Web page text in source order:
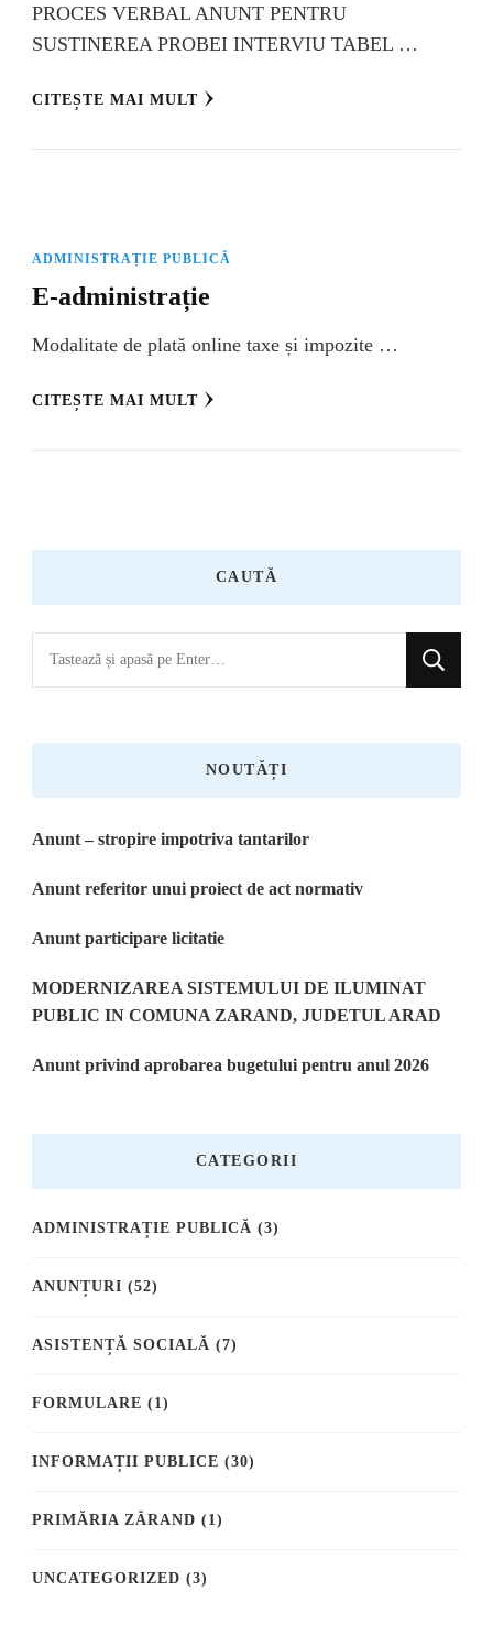
PROCES VERBAL ANUNT PENTRU
SUSTINEREA PROBEI INTERVIU TABEL …
CITEȘTE MAI MULT
ADMINISTRAȚIE PUBLICĂ
E-administrație
Modalitate de plată online taxe și impozite …
CITEȘTE MAI MULT
CAUTĂ
ceva?
NOUTĂȚI
Anunt – stropire impotriva tantarilor
Anunt referitor unui proiect de act normativ
Anunt participare licitatie
MODERNIZAREA SISTEMULUI DE ILUMINAT
PUBLIC IN COMUNA ZARAND, JUDETUL ARAD
Anunt privind aprobarea bugetului pentru anul 2026
CATEGORII
ADMINISTRAȚIE PUBLICĂ (3)
ANUNȚURI (52)
ASISTENȚĂ SOCIALĂ (7)
FORMULARE (1)
INFORMAȚII PUBLICE (30)
PRIMĂRIA ZĂRAND (1)
UNCATEGORIZED (3)